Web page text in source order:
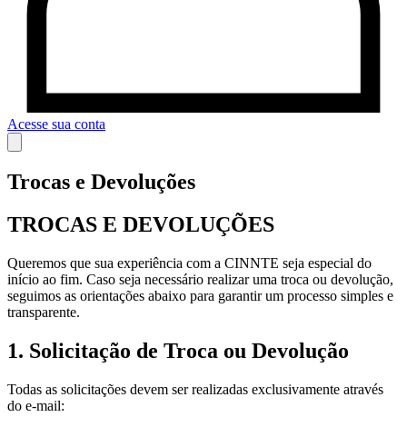
Acesse sua conta
Trocas e Devoluções
TROCAS E DEVOLUÇÕES
Queremos que sua experiência com a CINNTE seja especial do
início ao fim. Caso seja necessário realizar uma troca ou devolução,
seguimos as orientações abaixo para garantir um processo simples e
transparente.
1. Solicitação de Troca ou Devolução
Todas as solicitações devem ser realizadas exclusivamente através
do e-mail: